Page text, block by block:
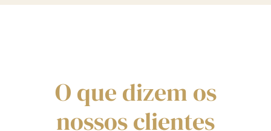
O que dizem os
nossos clientes